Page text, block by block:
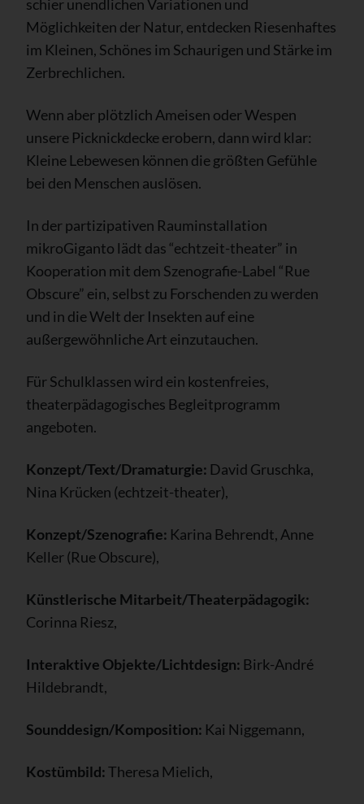
schier unendlichen Variationen und
Möglichkeiten der Natur, entdecken Riesenhaftes
im Kleinen, Schönes im Schaurigen und Stärke im
Zerbrechlichen.
Wenn aber plötzlich Ameisen oder Wespen
unsere Picknickdecke erobern, dann wird klar:
Kleine Lebewesen können die größten Gefühle
bei den Menschen auslösen.
In der partizipativen Rauminstallation
mikroGiganto lädt das “echtzeit-theater” in
Kooperation mit dem Szenografie-Label “Rue
Obscure” ein, selbst zu Forschenden zu werden
und in die Welt der Insekten auf eine
außergewöhnliche Art einzutauchen.
Für Schulklassen wird ein kostenfreies,
theaterpädagogisches Begleitprogramm
angeboten.
Konzept/Text/Dramaturgie: David Gruschka,
Nina Krücken (echtzeit-theater),
Konzept/Szenografie: Karina Behrendt, Anne
Keller (Rue Obscure),
Künstlerische Mitarbeit/Theaterpädagogik:
Corinna Riesz,
Interaktive Objekte/Lichtdesign: Birk-André
Hildebrandt,
Sounddesign/Komposition: Kai Niggemann,
Kostümbild:Theresa Mielich,